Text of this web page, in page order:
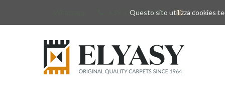
+39 377 3375788
Questo sito utilizza cookies